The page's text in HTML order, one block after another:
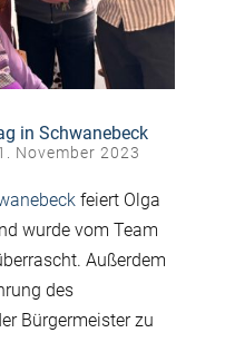
in Schwanebeck
November 2023
feiert Olga
wurde vom Team
Außerdem
des
Bürgermeister zu